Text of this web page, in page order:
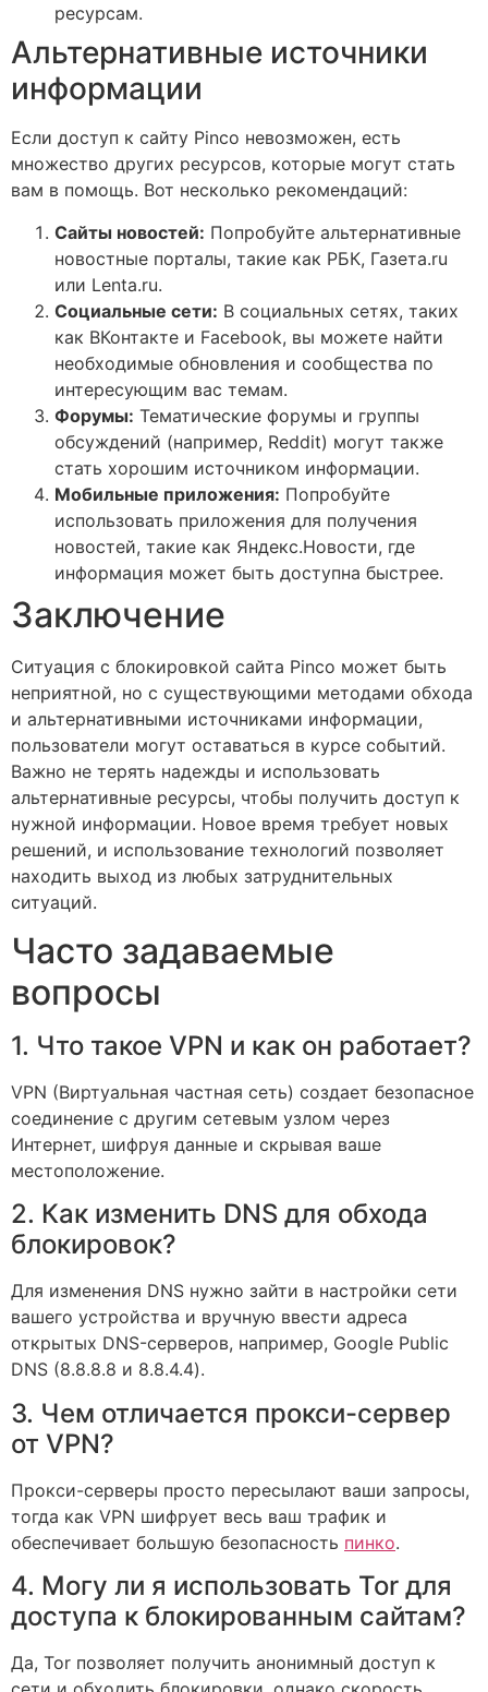
ресурсам.
Альтернативные источники
информации
Если доступ к сайту Pinco невозможен, есть
множество других ресурсов, которые могут стать
вам в помощь. Вот несколько рекомендаций:
Сайты новостей: Попробуйте альтернативные
новостные порталы, такие как РБК, Газета.ru
или Lenta.ru.
Социальные сети: В социальных сетях, таких
как ВКонтакте и Facebook, вы можете найти
необходимые обновления и сообщества по
интересующим вас темам.
Форумы: Тематические форумы и группы
обсуждений (например, Reddit) могут также
стать хорошим источником информации.
Мобильные приложения: Попробуйте
использовать приложения для получения
новостей, такие как Яндекс.Новости, где
информация может быть доступна быстрее.
Заключение
Ситуация с блокировкой сайта Pinco может быть
неприятной, но с существующими методами обхода
и альтернативными источниками информации,
пользователи могут оставаться в курсе событий.
Важно не терять надежды и использовать
альтернативные ресурсы, чтобы получить доступ к
нужной информации. Новое время требует новых
решений, и использование технологий позволяет
находить выход из любых затруднительных
ситуаций.
Часто задаваемые
вопросы
1. Что такое VPN и как он работает?
VPN (Виртуальная частная сеть) создает безопасное
соединение с другим сетевым узлом через
Интернет, шифруя данные и скрывая ваше
местоположение.
2. Как изменить DNS для обхода
блокировок?
Для изменения DNS нужно зайти в настройки сети
вашего устройства и вручную ввести адреса
открытых DNS-серверов, например, Google Public
DNS (8.8.8.8 и 8.8.4.4).
3. Чем отличается прокси-сервер
от VPN?
Прокси-серверы просто пересылают ваши запросы,
тогда как VPN шифрует весь ваш трафик и
обеспечивает большую безопасность пинко.
4. Могу ли я использовать Tor для
доступа к блокированным сайтам?
Да, Tor позволяет получить анонимный доступ к